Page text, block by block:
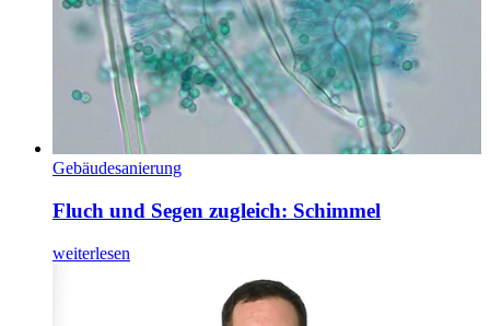
Gebäudesanierung
Fluch und Segen zugleich: Schimmel
weiterlesen